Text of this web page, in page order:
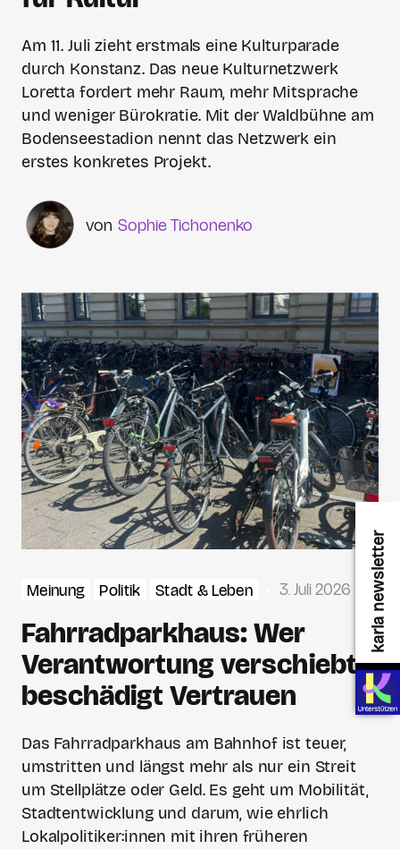
karla newsletter
Am 11. Juli zieht erstmals eine Kulturparade
durch Konstanz. Das neue Kulturnetzwerk
Loretta fordert mehr Raum, mehr Mitsprache
und weniger Bürokratie. Mit der Waldbühne am
Bodenseestadion nennt das Netzwerk ein
erstes konkretes Projekt.
Sophie Tichonenko
Meinung Politik Stadt & Leben 3. Juli 2026
Fahrradparkhaus: Wer
Verantwortung verschiebt,
beschädigt Vertrauen
Das Fahrradparkhaus am Bahnhof ist teuer,
umstritten und längst mehr als nur ein Streit
um Stellplätze oder Geld. Es geht um Mobilität,
Stadtentwicklung und darum, wie ehrlich
Lokalpolitiker:innen mit ihren früheren